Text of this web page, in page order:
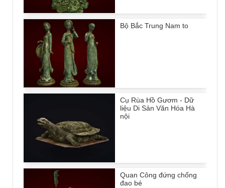
Bộ Bắc Trung Nam to
Cụ Rùa Hồ Gươm - Dữ
liệu Di Sản Văn Hóa Hà
nội
Quan Công đứng chống
đao bé